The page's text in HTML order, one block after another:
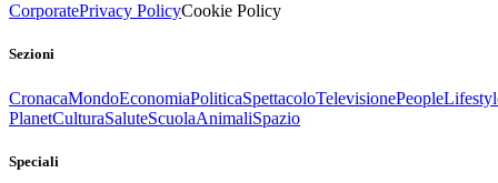
CorporatePrivacy PolicyCookie Policy
Sezioni
CronacaMondoEconomiaPoliticaSpettacoloTelevisionePeople
PlanetCulturaSaluteScuolaAnimaliSpazio
Speciali